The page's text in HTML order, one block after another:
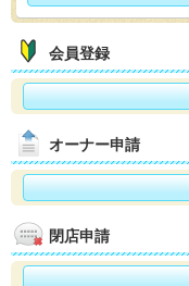
会員登録
オーナー申請
閉店申請